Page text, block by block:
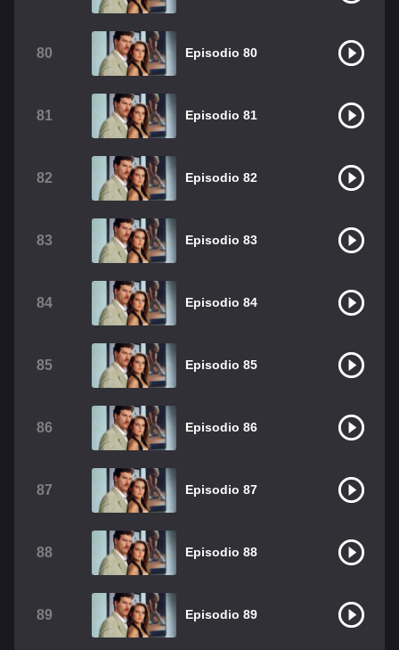
80 Episodio 80
81 Episodio 81
82 Episodio 82
83 Episodio 83
84 Episodio 84
85 Episodio 85
86 Episodio 86
87 Episodio 87
88 Episodio 88
89 Episodio 89